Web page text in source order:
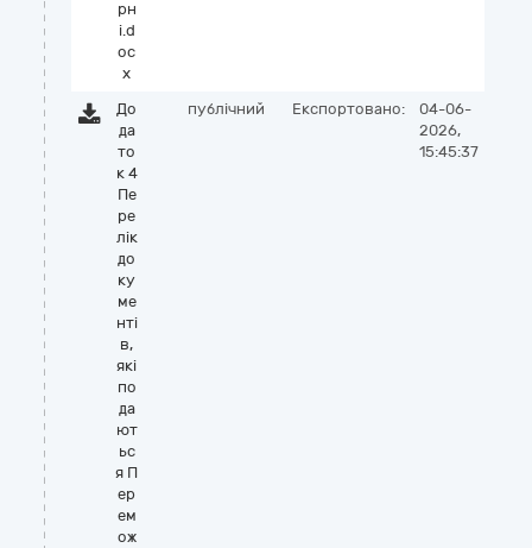
рн
і.d
oc
x
До
да
то
к 4
Пе
ре
лік
до
ку
ме
нті
в,
які
по
да
ют
ьс
я П
ер
ем
ож
публічний Експортовано:
04-06-
2026,
15:45:37